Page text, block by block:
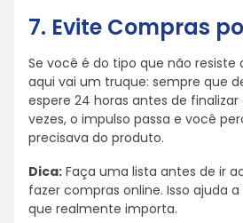
7. Evite Compras
Se você é do tipo que não
aqui vai um truque: sempre que
espere 24 horas antes de
vezes, o impulso passa e você
precisava do produto.
Dica: Faça uma lista antes de ir
fazer compras online. Isso ajuda
que realmente importa.